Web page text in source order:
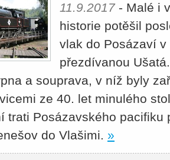
11.9.2017- Malé i
historie potěšil
vlak do Posázaví
přezdívanou
a souprava, v níž byly
ze 40. let minulého
trati Posázavského pacifiku
do Vlašimi. »